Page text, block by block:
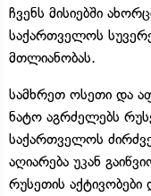
ჩვენს მისიებში
საქართველოს
მთლიანობას.
სამხრეთ ოსეთი და
ნატო აგრძელებს
საქართველოს
აღიარება უკან
რუსეთის აქტივობები